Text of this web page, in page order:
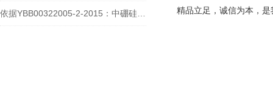
精品立足，诚信为本，